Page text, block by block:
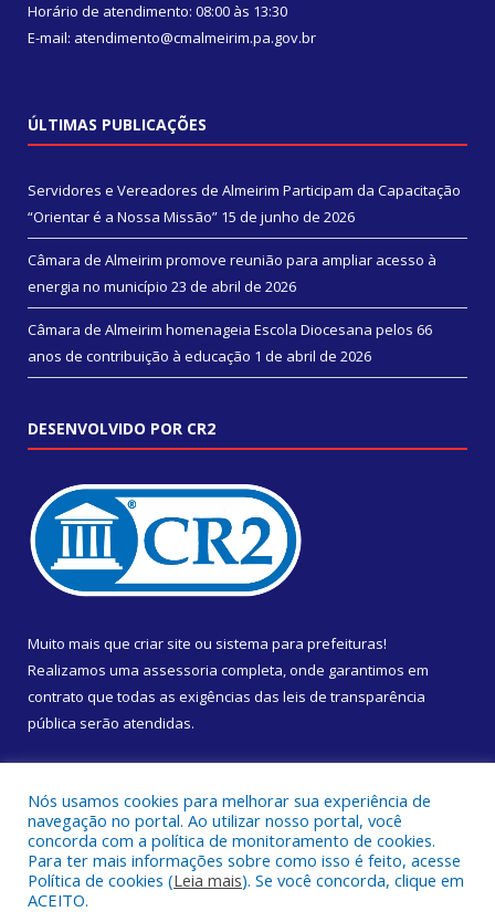
Horário de atendimento: 08:00 às 13:30
E-mail: atendimento@cmalmeirim.pa.gov.br
ÚLTIMAS PUBLICAÇÕES
Servidores e Vereadores de Almeirim Participam da Capacitação
“Orientar é a Nossa Missão” 15 de junho de 2026
Câmara de Almeirim promove reunião para ampliar acesso à
energia no município 23 de abril de 2026
Câmara de Almeirim homenageia Escola Diocesana pelos 66
anos de contribuição à educação 1 de abril de 2026
DESENVOLVIDO POR CR2
Muito mais que criar site ou sistema para prefeituras!
Realizamos uma assessoria completa, onde garantimos em
contrato que todas as exigências das leis de transparência
pública serão atendidas.
Todos os direitos reservados a Câmara Municipal de Almeirim.
Nós usamos cookies para melhorar sua experiência de
navegação no portal. Ao utilizar nosso portal, você
concorda com a política de monitoramento de cookies.
Para ter mais informações sobre como isso é feito, acesse
Política de cookies (Leia mais). Se você concorda, clique em
ACEITO.